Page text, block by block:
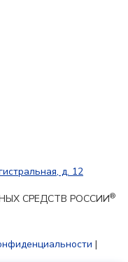
д. 12
СРЕДСТВ РОССИИ®
|